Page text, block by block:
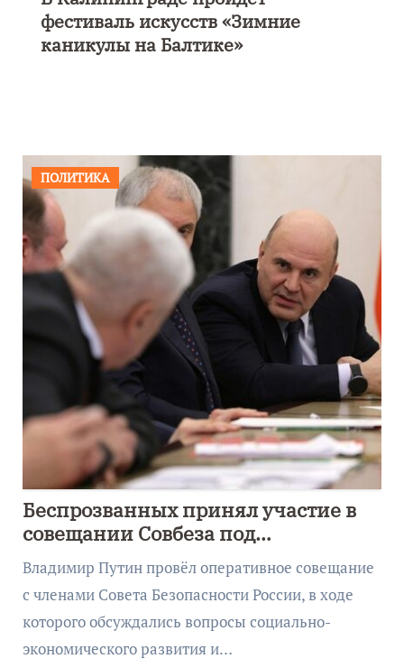
фестиваль искусств «Зимние
каникулы на Балтике»
ПОЛИТИКА
Беспрозванных принял участие в
совещании Совбеза под
руководством Путина
Владимир Путин провёл оперативное совещание
с членами Совета Безопасности России, в ходе
которого обсуждались вопросы социально-
экономического развития и…